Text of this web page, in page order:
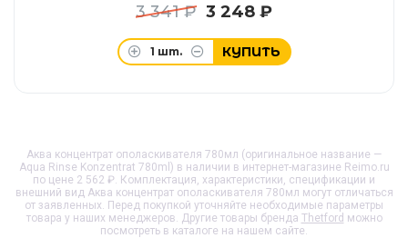
3 341 ₽ 3 248 ₽
1 шт. КУПИТЬ
Аква концентрат ополаскивателя 780мл (оригинальное название —
Aqua Rinse Konzentrat 780ml) в наличии в интернет-магазине Reimo.ru
по цене 2 562 ₽. Комплектация, характеристики, спецификации и
внешний вид Аква концентрат ополаскивателя 780мл могут отличаться
от заявленных. Перед покупкой уточняйте необходимые параметры
товара у наших менеджеров. Другие товары бренда Thetford можно
посмотреть в каталоге на нашем сайте.